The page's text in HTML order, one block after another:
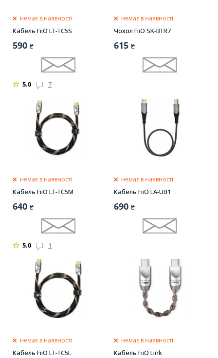
немає в наявності
Кабель FiiO LT-TC5S
590 ₴
5.0 7
немає в наявності
Чохол FiiO SK-BTR7
615 ₴
немає в наявності
Кабель FiiO LT-TC5M
640 ₴
5.0 1
немає в наявності
Кабель FiiO LA-UB1
690 ₴
немає в наявності
Кабель FiiO LT-TC5L
немає в наявності
Кабель FiiO Link